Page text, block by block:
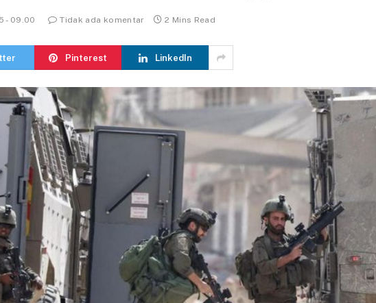
- 09.00 Tidak ada komentar 2 Mins Read
Pinterest LinkedIn